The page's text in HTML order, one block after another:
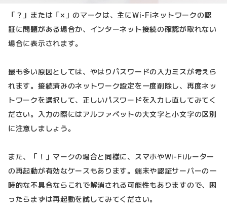
「？」または「×」のマークは、主にWi-Fiネットワークの認
証に問題がある場合か、インターネット接続の確認が取れない
場合に表示されます。
最も多い原因としては、やはりパスワードの入力ミスが考えら
れます。接続済みのネットワーク設定を一度削除し、再度ネッ
トワークを選択して、正しいパスワードを入力し直してみてく
ださい。入力の際にはアルファベットの大文字と小文字の区別
に注意しましょう。
また、「！」マークの場合と同様に、スマホやWi-Fiルーター
の再起動が有効なケースもあります。端末や認証サーバーの一
時的な不具合ならこれで解消される可能性もありますので、困
ったらまずは再起動を試してみてください。